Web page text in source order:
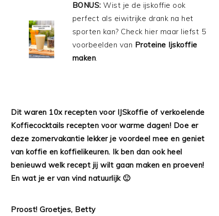
BONUS: Wist je de ijskoffie ook
perfect als eiwitrijke drank na het
sporten kan? Check hier maar liefst 5
voorbeelden van Proteine Ijskoffie
maken.
Dit waren 10x recepten voor IJSkoffie of verkoelende
Koffiecocktails recepten voor warme dagen! Doe er
deze zomervakantie lekker je voordeel mee en geniet
van koffie en koffielikeuren. Ik ben dan ook heel
benieuwd welk recept jij wilt gaan maken en proeven!
En wat je er van vind natuurlijk 🙂
Proost! Groetjes, Betty